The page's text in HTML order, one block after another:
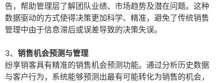
告，帮助管理层了解团队业绩、市场趋势及潜在问题。这种
数据驱动的方式使得决策更加科学、精准，避免了传统销售
管理中由于信息滞后或误差导致的决策失误。
3、 销售机会预测与管理
纷享销客具有精准的销售机会预测功能。通过分析历史数据
与客户行为，系统能够预测出最有可能转化为销售的机会，